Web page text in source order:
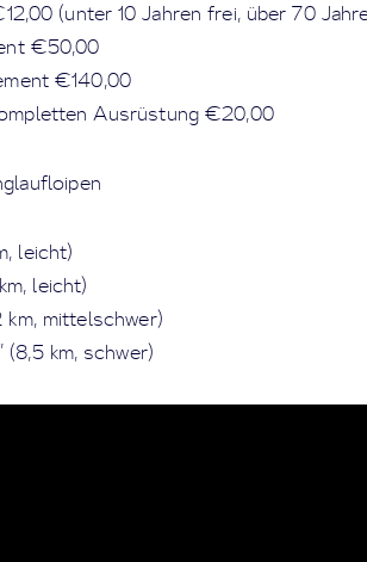
(unter 10 Jahren frei, über 70
€50,00
€140,00
Ausrüstung €20,00
leicht)
leicht)
km, mittelschwer)
(8,5 km, schwer)